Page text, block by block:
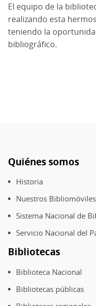
El equipo de la
realizando esta
teniendo la
bibliográfico.
Pie
de
página
Quiénes somos
Historia
Nuestros Bibliomóviles
Sistema Nacional de
Servicio Nacional del
Bibliotecas
Biblioteca Nacional
Bibliotecas públicas